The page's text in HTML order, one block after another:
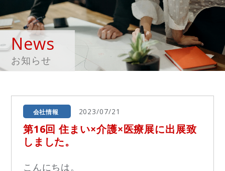
News
お知らせ
会社情報 2023/07/21
第16回 住まい×介護×医療展に出展致
しました。
こんにちは。